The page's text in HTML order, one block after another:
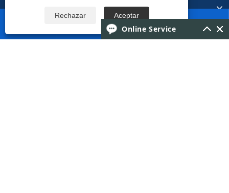

Rechazar Aceptar
Online Service